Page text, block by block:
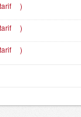
)
)
)